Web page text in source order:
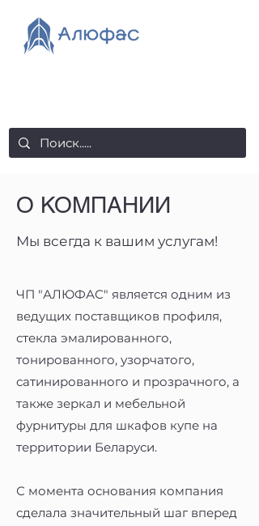
О КОМПАНИИ
Мы всегда к вашим услугам!
ЧП "АЛЮФАС" является одним из
ведущих поставщиков профиля,
стекла эмалированного,
тонированного, узорчатого,
сатинированного и прозрачного, а
также зеркал и мебельной
фурнитуры для шкафов купе на
территории Беларуси.
С момента основания компания
сделала значительный шаг вперед